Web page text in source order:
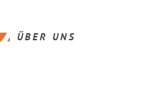
ÜBER UNS